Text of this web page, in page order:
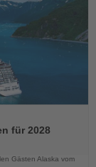
für 2028
Gästen Alaska vom